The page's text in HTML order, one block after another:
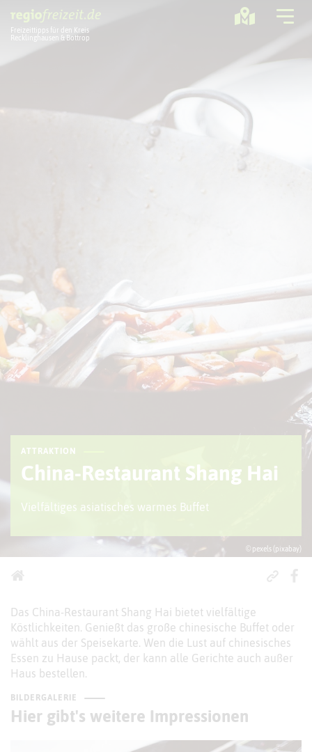
Freizeittipps für den Kreis
Recklinghausen & Bottrop
Sport + Bewegung
Aktuelles
© pexels (pixabay)
ATTRAKTION
China-Restaurant Shang Hai
Vielfältiges asiatisches warmes Buffet
Das China-Restaurant Shang Hai bietet vielfältige
Köstlichkeiten. Genießt das große chinesische Buffet oder
wählt aus der Speisekarte. Wen die Lust auf chinesisches
Essen zu Hause packt, der kann alle Gerichte auch außer
Haus bestellen.
BILDERGALERIE
Hier gibt's weitere Impressionen